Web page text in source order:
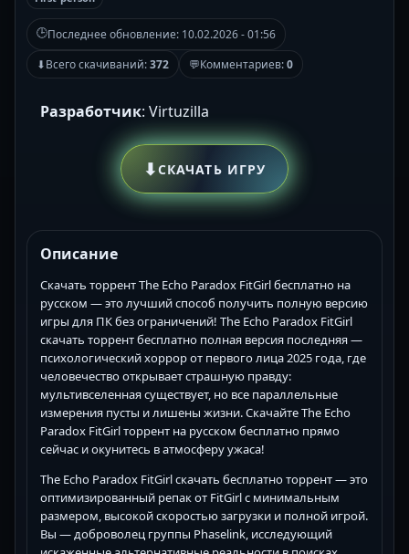
🕒Последнее обновление: 10.02.2026 - 01:56
⬇Всего скачиваний:372 💬Комментариев:0
Разработчик: Virtuzilla
⬇СКАЧАТЬ ИГРУ
Описание
Скачать торрент The Echo Paradox FitGirl бесплатно на
русском — это лучший способ получить полную версию
игры для ПК без ограничений! The Echo Paradox FitGirl
скачать торрент бесплатно полная версия последняя —
психологический хоррор от первого лица 2025 года, где
человечество открывает страшную правду:
мультивселенная существует, но все параллельные
измерения пусты и лишены жизни. Скачайте The Echo
Paradox FitGirl торрент на русском бесплатно прямо
сейчас и окунитесь в атмосферу ужаса!
The Echo Paradox FitGirl скачать бесплатно торрент — это
оптимизированный репак от FitGirl с минимальным
размером, высокой скоростью загрузки и полной игрой.
Вы — доброволец группы Phaselink, исследующий